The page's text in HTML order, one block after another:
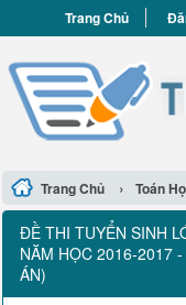
Trang Chủ
Trang Chủ › Toán
ĐỀ THI TUYỂN SINH
NĂM HỌC 2016-2017
ÁN)